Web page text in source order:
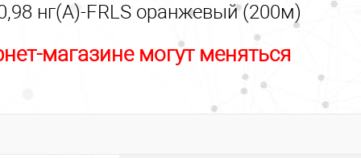
нг(А)-FRLS оранжевый (200м)
магазине могут меняться